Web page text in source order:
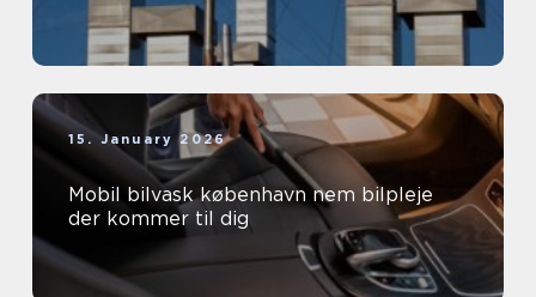
15. January 2026
Mobil bilvask københavn nem bilpleje
der kommer til dig